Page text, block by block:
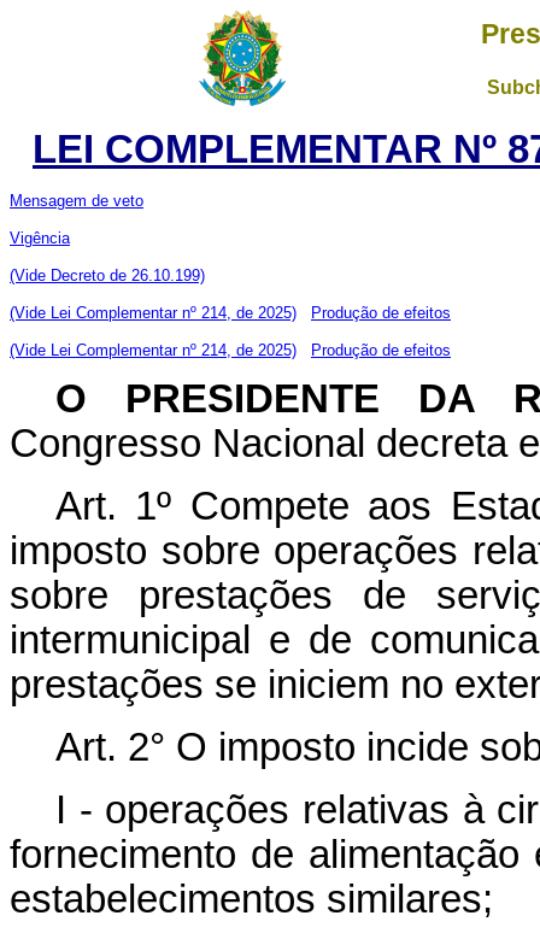
LEI COMPLEMENTAR Nº
Mensagem de veto
Vigência
(Vide Decreto de 26.10.199)
(Vide Lei Complementar nº 214, de 2025) Produção de efeitos
(Vide Lei Complementar nº 214, de 2025) Produção de efeitos
O PRESIDENTE DA
Congresso Nacional decreta
Art. 1º Compete aos
imposto sobre operações
sobre prestações de
intermunicipal e de
prestações se iniciem no
Art. 2° O imposto incide
I - operações relativas à
fornecimento de
estabelecimentos similares;